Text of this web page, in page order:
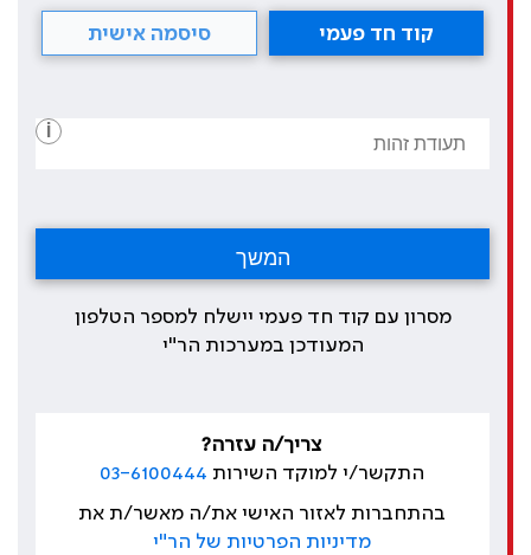
קוד חד פעמי סיסמה אישית
i
מסרון עם קוד חד פעמי יישלח למספר הטלפון
המעודכן במערכות הר"י
צריך/ה עזרה?
התקשר/י למוקד השירות 03-6100444
בהתחברות לאזור האישי את/ה מאשר/ת את
מדיניות הפרטיות של הר"י